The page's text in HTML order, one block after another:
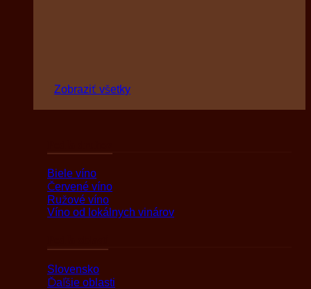
Zobraziť všetky
Biele víno
Červené víno
Ružové víno
Víno od lokálnych vinárov
Slovensko
Ďaľšie oblasti